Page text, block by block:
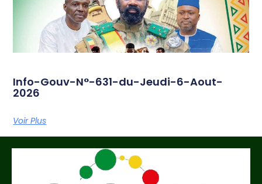
Info-Gouv-N°-631-du-Jeudi-6-Aout-
2026
Voir Plus